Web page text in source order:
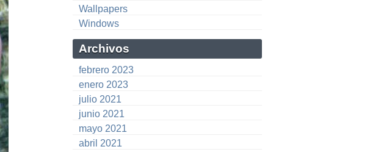
Wallpapers
Windows
Archivos
febrero 2023
enero 2023
julio 2021
junio 2021
mayo 2021
abril 2021